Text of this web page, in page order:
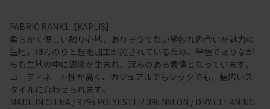
FABRIC RANK1【KAPLIS】
柔らかく優しい触り心地、ありそうでない絶妙な色合いが魅力の
生地。ほんのりと起毛加工が施されているため、単色でありなが
らも生地の中に濃淡が生まれ、深みのある表情となっています。
コーディネート性が高く、カジュアルでもシックでも、幅広いス
タイルに合わせられます。
MADE IN CHINA / 97% POLYESTER 3% NYLON / DRY CLEANING